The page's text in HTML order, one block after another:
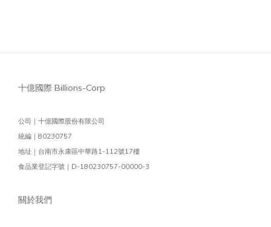
十億國際 Billions-Corp
公司｜十億國際股份有限公司
統編｜80230757
地址｜台南市永康區中華路1-112號17樓
食品業登記字號｜D-180230757-00000-3
關於我們